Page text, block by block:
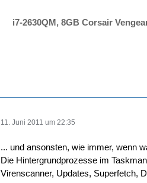
i7-2630QM, 8GB Corsair
11. Juni 2011 um 22:35
... und ansonsten, wie immer, wenn
Die Hintergrundprozesse im
Virenscanner, Updates, Superfetch,